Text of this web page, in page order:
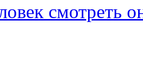
смотреть